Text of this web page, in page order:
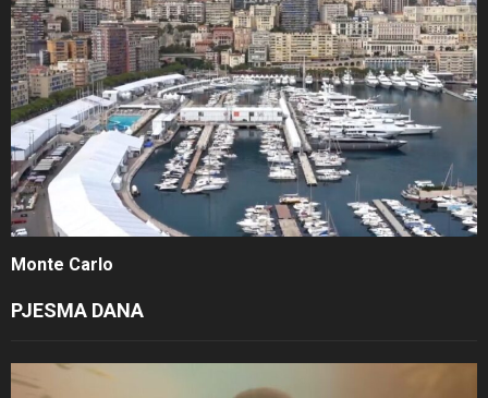
Monte Carlo
PJESMA DANA